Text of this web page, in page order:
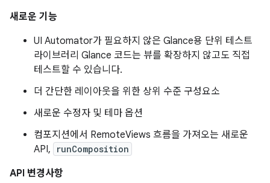
새로운 기능
UI Automator가 필요하지 않은 Glance용 단위 테스트
라이브러리 Glance 코드는 뷰를 확장하지 않고도 직접
테스트할 수 있습니다.
더 간단한 레이아웃을 위한 상위 수준 구성요소
새로운 수정자 및 테마 옵션
컴포지션에서 RemoteViews 흐름을 가져오는 새로운
API,
runComposition
API 변경사항